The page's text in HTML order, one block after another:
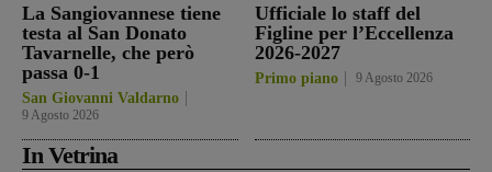
La Sangiovannese tiene
testa al San Donato
Tavarnelle, che però
passa 0-1
San Giovanni Valdarno
9 Agosto 2026
Ufficiale lo staff del
Figline per l’Eccellenza
2026-2027
Primo piano 9 Agosto 2026
In Vetrina